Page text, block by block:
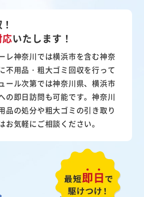
いたします！
レ神奈川では横浜市を含む神奈
不用品・粗大ゴミ回収を行って
ール次第では神奈川県、横浜市
の即日訪問も可能です。神奈川
品の処分や粗大ゴミの引き取り
お気軽にご相談ください。